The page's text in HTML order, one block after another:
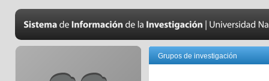
Grupos de investigación